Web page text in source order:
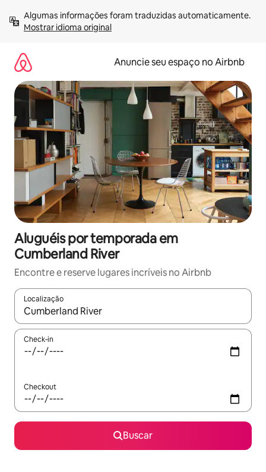
para
Mostrar idioma original
Anuncie seu espaço no Airbnb
Aluguéis por temporada em
Cumberland River
Encontre e reserve lugares incríveis no Airbnb
Localização
Quando os resultados estiverem disponíveis, explore-os
Check-in
Checkout
Buscar